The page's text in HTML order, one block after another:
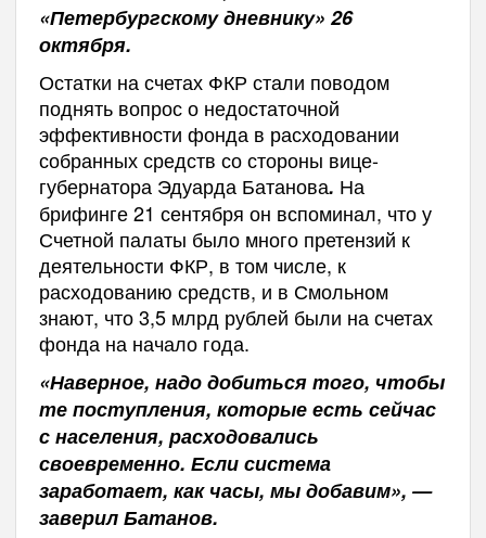
«Петербургскому дневнику» 26
октября.
Остатки на счетах ФКР стали поводом
поднять вопрос о недостаточной
эффективности фонда в расходовании
собранных средств со стороны вице-
губернатора Эдуарда Батанова. На
брифинге 21 сентября он вспоминал, что у
Счетной палаты было много претензий к
деятельности ФКР, в том числе, к
расходованию средств, и в Смольном
знают, что 3,5 млрд рублей были на счетах
фонда на начало года.
«Наверное, надо добиться того, чтобы
те поступления, которые есть сейчас
с населения, расходовались
своевременно. Если система
заработает, как часы, мы добавим», —
заверил Батанов.